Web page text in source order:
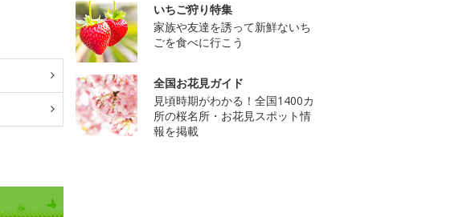
いちご狩り特集
家族や友達を誘って新鮮ないち
ごを食べに行こう
全国お花見ガイド
見頃時期がわかる！全国1400カ
所の桜名所・お花見スポット情
報を掲載